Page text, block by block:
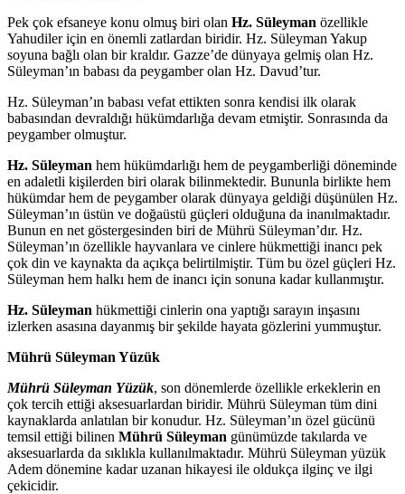
Pek çok efsaneye konu olmuş biri olan Hz. Süleyman özellikle
Yahudiler için en önemli zatlardan biridir. Hz. Süleyman Yakup
soyuna bağlı olan bir kraldır. Gazze’de dünyaya gelmiş olan Hz.
Süleyman’ın babası da peygamber olan Hz. Davud’tur.
Hz. Süleyman’ın babası vefat ettikten sonra kendisi ilk olarak
babasından devraldığı hükümdarlığa devam etmiştir. Sonrasında da
peygamber olmuştur.
Hz. Süleyman hem hükümdarlığı hem de peygamberliği döneminde
en adaletli kişilerden biri olarak bilinmektedir. Bununla birlikte hem
hükümdar hem de peygamber olarak dünyaya geldiği düşünülen Hz.
Süleyman’ın üstün ve doğaüstü güçleri olduğuna da inanılmaktadır.
Bunun en net göstergesinden biri de Mührü Süleyman’dır. Hz.
Süleyman’ın özellikle hayvanlara ve cinlere hükmettiği inancı pek
çok din ve kaynakta da açıkça belirtilmiştir. Tüm bu özel güçleri Hz.
Süleyman hem halkı hem de inancı için sonuna kadar kullanmıştır.
Hz. Süleyman hükmettiği cinlerin ona yaptığı sarayın inşasını
izlerken asasına dayanmış bir şekilde hayata gözlerini yummuştur.
Mührü Süleyman Yüzük
Mührü Süleyman Yüzük, son dönemlerde özellikle erkeklerin en
çok tercih ettiği aksesuarlardan biridir. Mührü Süleyman tüm dini
kaynaklarda anlatılan bir konudur. Hz. Süleyman’ın özel gücünü
temsil ettiği bilinen Mührü Süleyman günümüzde takılarda ve
aksesuarlarda da sıklıkla kullanılmaktadır. Mührü Süleyman yüzük
Adem dönemine kadar uzanan hikayesi ile oldukça ilginç ve ilgi
çekicidir.